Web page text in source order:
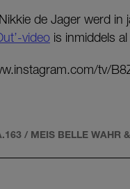
de Jager werd
video is inmiddels
tv/
/ MEIS BELLE WAHR